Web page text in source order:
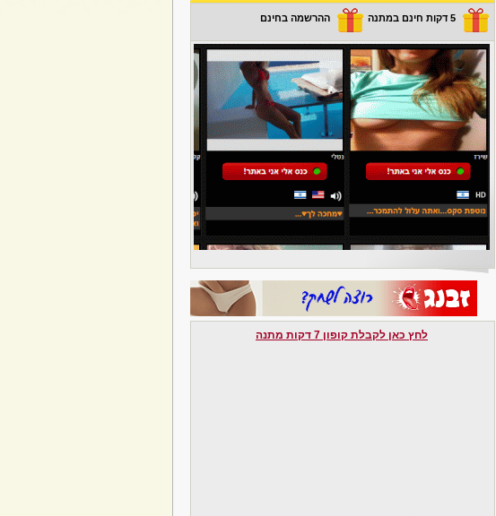
5 דקות חינם במתנה ההרשמה בחינם
לחץ כאן לקבלת קופון 7 דקות מתנה